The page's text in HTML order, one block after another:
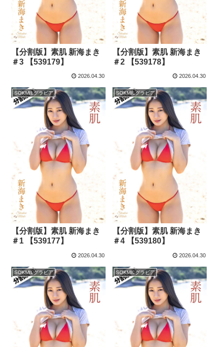
【分割版】素肌 新海まき
＃3 【539179】
2026.04.30
【分割版】素肌 新海まき
＃2 【539178】
2026.04.30
SOKMILグラビア
【分割版】素肌 新海まき
＃1 【539177】
2026.04.30
SOKMILグラビア
【分割版】素肌 新海まき
＃4 【539180】
2026.04.30
SOKMILグラビア SOKMILグラビア